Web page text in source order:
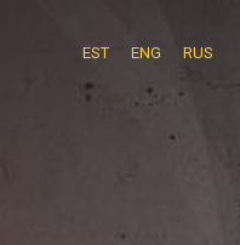
EST ENG RUS